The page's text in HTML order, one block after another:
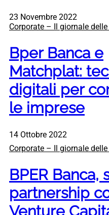
23 Novembre 2022
Corporate – Il giornale
Bper Banca e
Matchplat:
digitali per
le imprese
14 Ottobre 2022
Corporate – Il giornale
BPER Banca,
partnership
Venture